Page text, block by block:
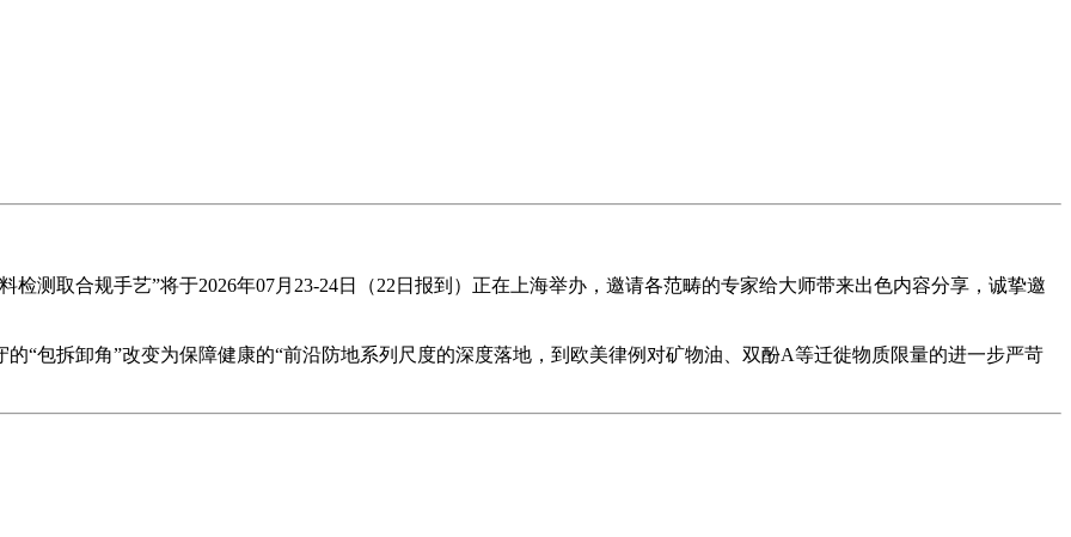
取合规手艺”将于2026年07月23-24日（22日报到）正在上海举办，邀请各范畴的专家给大师带来出色内容分享，诚挚邀
拆卸角”改变为保障健康的“前沿防地系列尺度的深度落地，到欧美律例对矿物油、双酚A等迁徙物质限量的进一步严苛